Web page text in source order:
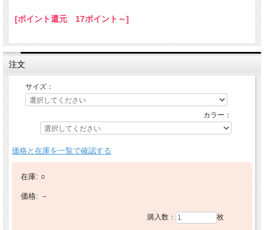
[ポイント還元 17ポイント～]
注文
サイズ：
カラー：
価格と在庫を一覧で確認する
在庫: ○
価格: －
購入数： 枚